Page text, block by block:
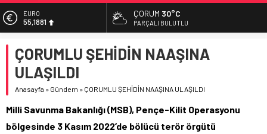
ASLAN, CUMHURBAŞKANI BAŞDANIŞMANI OLDU
SIR PERDESİ ÇÖZÜLDÜ!
ÇATIDAN DÜŞTÜ!
EURO
55,1881
6.660,55
BİST
13.779,39
47,7111
ÇORUM 30°C
PARÇALI BULUTLU
ÇORUMLU ŞEHİDİN NAAŞINA
ULAŞILDI
Anasayfa » Gündem » ÇORUMLU ŞEHİDİN NAAŞINA ULAŞILDI
Milli Savunma Bakanlığı (MSB), Pençe-Kilit Operasyonu
bölgesinde 3 Kasım 2022’de bölücü terör örgütü